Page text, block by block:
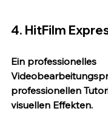
4. HitFilm
Ein professionelles
professionellen
visuellen Effekten.